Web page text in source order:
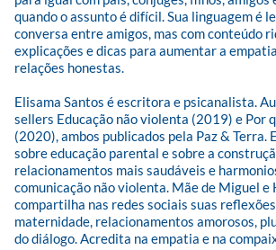
quando o assunto é difícil. Sua linguagem é
conversa entre amigos, mas com conteúdo
explicações e dicas para aumentar a
relações honestas.
Elisama Santos é escritora e psicanalista.
sellers Educação não violenta (2019) e Por
(2020), ambos publicados pela Paz & Terra.
sobre educação parental e sobre a
relacionamentos mais saudáveis e
comunicação não violenta. Mãe de Miguel e
compartilha nas redes sociais suas
maternidade, relacionamentos amorosos,
do diálogo. Acredita na empatia e na